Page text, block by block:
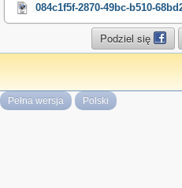
084c1f5f-2870-49bc-b510-
Podziel się
Pełna wersja Polski